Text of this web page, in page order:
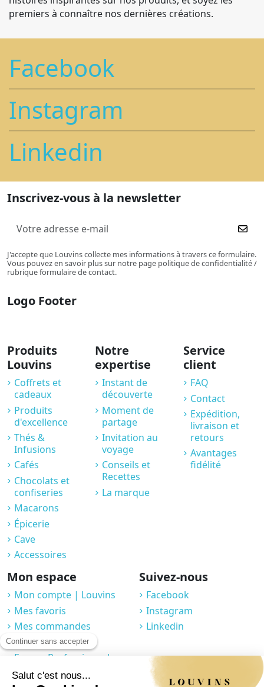
premiers à connaître nos dernières créations.
Facebook
Instagram
Linkedin
Inscrivez-vous à la newsletter
J'accepte que Louvins collecte mes informations à travers ce formulaire.
Vous pouvez en savoir plus sur notre page politique de confidentialité /
rubrique formulaire de contact.
Logo Footer
Produits
Louvins
Coffrets et
cadeaux
Produits
d'excellence
Thés &
Infusions
Cafés
Chocolats et
confiseries
Macarons
Épicerie
Cave
Accessoires
Notre
expertise
Instant de
découverte
Moment de
partage
Invitation au
voyage
Conseils et
Recettes
La marque
Service
client
FAQ
Contact
Expédition,
livraison et
retours
Avantages
fidélité
Mon espace
Mon compte | Louvins
Mes favoris
Mes commandes
Compte fidélité
Espace Professionnel
Suivez-nous
Facebook
Instagram
Linkedin